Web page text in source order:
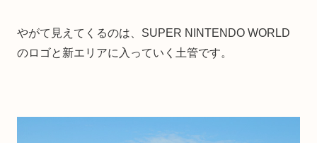
やがて見えてくるのは、SUPER NINTENDO WORLD
のロゴと新エリアに入っていく土管です。